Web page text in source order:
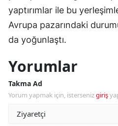
yaptırımlar ile bu
Avrupa pazarındaki
da yoğunlaştı.
Yorumlar
Takma Ad
Yorum yapmak için, istersenizgiriş